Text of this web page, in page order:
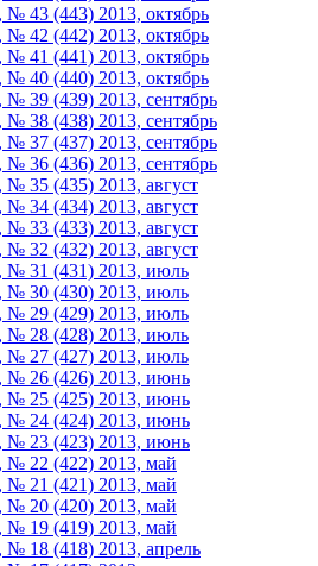
№ 43 (443) 2013, октябрь
№ 42 (442) 2013, октябрь
№ 41 (441) 2013, октябрь
№ 40 (440) 2013, октябрь
№ 39 (439) 2013, сентябрь
№ 38 (438) 2013, сентябрь
№ 37 (437) 2013, сентябрь
№ 36 (436) 2013, сентябрь
№ 35 (435) 2013, август
№ 34 (434) 2013, август
№ 33 (433) 2013, август
№ 32 (432) 2013, август
№ 31 (431) 2013, июль
№ 30 (430) 2013, июль
№ 29 (429) 2013, июль
№ 28 (428) 2013, июль
№ 27 (427) 2013, июль
№ 26 (426) 2013, июнь
№ 25 (425) 2013, июнь
№ 24 (424) 2013, июнь
№ 23 (423) 2013, июнь
№ 22 (422) 2013, май
№ 21 (421) 2013, май
№ 20 (420) 2013, май
№ 19 (419) 2013, май
№ 18 (418) 2013, апрель